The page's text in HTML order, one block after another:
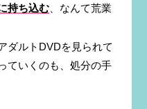
持ち込む 、なんて荒業
ダルトDVDを見られて
ていくのも、処分の手